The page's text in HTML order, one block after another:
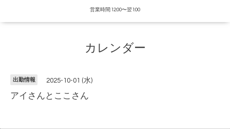
営業時間:12:00〜翌1:00
カレンダー
出勤情報 2025-10-01 (水)
アイさんとここさん